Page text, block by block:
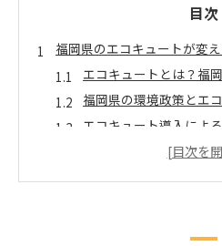
目次
福岡県のエコキュートが変
エコキュートとは？福
福岡県の環境政策とエ
エコキュート導入によ
エコキュートで実現す